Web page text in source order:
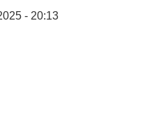
- 20:13